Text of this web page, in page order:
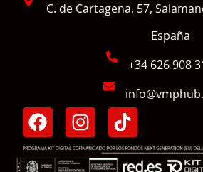
C. de Cartagena, 57,
España
+34 626 908